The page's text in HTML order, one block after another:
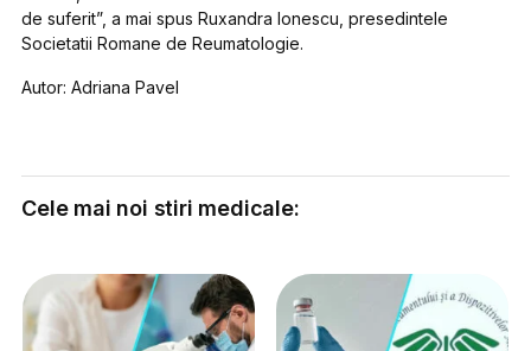
de suferit”, a mai spus Ruxandra Ionescu, presedintele
Societatii Romane de Reumatologie.
Autor: Adriana Pavel
Cele mai noi stiri medicale: